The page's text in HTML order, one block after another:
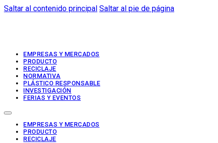
Saltar al contenido principal Saltar al pie de página
EMPRESAS Y MERCADOS
PRODUCTO
RECICLAJE
NORMATIVA
PLÁSTICO RESPONSABLE
INVESTIGACIÓN
FERIAS Y EVENTOS
EMPRESAS Y MERCADOS
PRODUCTO
RECICLAJE